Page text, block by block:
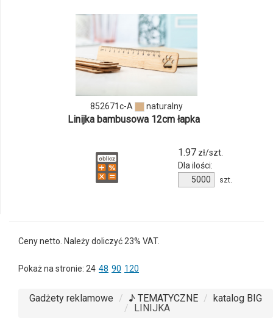
odmiany
i
ilości
852671c-
852671c-A naturalny
Linijka bambusowa 12cm łapka
1.97zł/szt.
Dla ilości:
Ilość
produktu
szt.
Ceny netto. Należy doliczyć 23% VAT.
Pokaż na stronie: 24 48 90 120
Gadżety reklamowe ♪ TEMATYCZNE
katalog BIG
LINIJKA